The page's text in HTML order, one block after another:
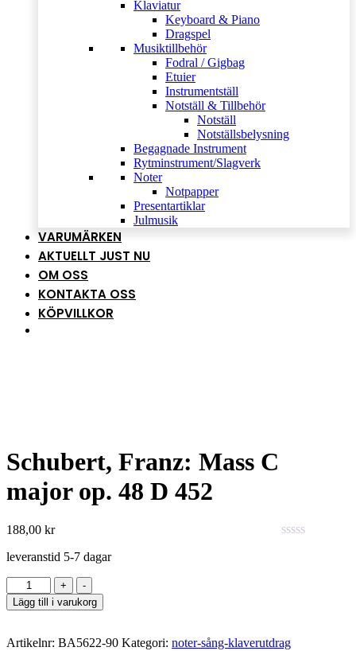
Klaviatur
Keyboard & Piano
Dragspel
Musiktillbehör
Fodral / Gigbag
Etuier
Instrumentställ
Notställ & Tillbehör
Notställ
Notställsbelysning
Begagnade Instrument
Rytminstrument/Slagverk
Noter
Notpapper
Presentartiklar
Julmusik
VARUMÄRKEN
AKTUELLT JUST NU
OM OSS
KONTAKTA OSS
KÖPVILLKOR
Schubert, Franz: Mass C
major op. 48 D 452
188,00 kr
leveranstid 5-7 dagar
+
Antal
-
Lägg till i varukorg
Artikelnr: BA5622-90 Kategori: noter-sång-klaverutdrag